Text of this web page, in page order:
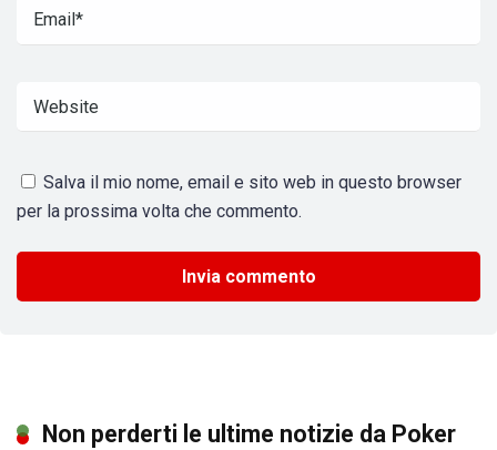
Salva il mio nome, email e sito web in questo browser
per la prossima volta che commento.
Non perderti le ultime notizie da Poker